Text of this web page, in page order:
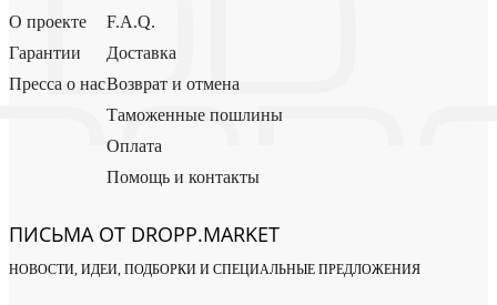
О проекте
Гарантии
Пресса о нас
F.A.Q.
Доставка
Возврат и отмена
Таможенные пошлины
Оплата
Помощь и контакты
ПИСЬМА ОТ DROPP.MARKET
НОВОСТИ, ИДЕИ, ПОДБОРКИ И СПЕЦИАЛЬНЫЕ ПРЕДЛОЖЕНИЯ